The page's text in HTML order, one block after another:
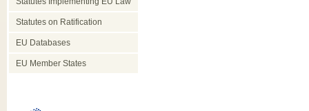
Statutes on Ratification
EU Databases
EU Member States